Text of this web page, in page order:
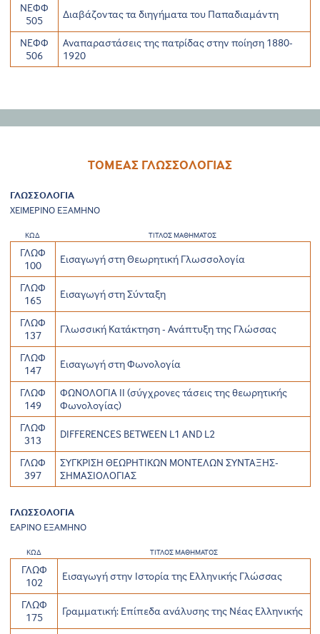
ΝΕΦΦ
505
Διαβάζοντας τα διηγήματα του Παπαδιαμάντη
ΝΕΦΦ
506
Αναπαραστάσεις της πατρίδας στην ποίηση 1880-
1920
ΤΟΜΕΑΣ ΓΛΩΣΣΟΛΟΓΙΑΣ
ΓΛΩΣΣΟΛΟΓΙΑ
ΧΕΙΜΕΡΙΝΟ ΕΞΑΜΗΝΟ
ΚΩΔ ΤΙΤΛΟΣ ΜΑΘΗΜΑΤΟΣ
ΓΛΩΦ
100
Εισαγωγή στη Θεωρητική Γλωσσολογία
ΓΛΩΦ
165
Εισαγωγή στη Σύνταξη
ΓΛΩΦ
137
Γλωσσική Κατάκτηση - Ανάπτυξη της Γλώσσας
ΓΛΩΦ
147
Εισαγωγή στη Φωνολογία
ΓΛΩΦ
149
ΦΩΝΟΛΟΓΙΑ ΙΙ (σύγχρονες τάσεις της θεωρητικής
Φωνολογίας)
ΓΛΩΦ
313
DIFFERENCES BETWEEN L1 AND L2
ΓΛΩΦ
397
ΣΥΓΚΡΙΣΗ ΘΕΩΡΗΤΙΚΩΝ ΜΟΝΤΕΛΩΝ ΣΥΝΤΑΞΗΣ-
ΣΗΜΑΣΙΟΛΟΓΙΑΣ
ΓΛΩΣΣΟΛΟΓΙΑ
ΕΑΡΙΝΟ ΕΞΑΜΗΝΟ
ΚΩΔ ΤΙΤΛΟΣ ΜΑΘΗΜΑΤΟΣ
ΓΛΩΦ
102
Εισαγωγή στην Ιστορία της Ελληνικής Γλώσσας
ΓΛΩΦ
175
Γραμματική: Επίπεδα ανάλυσης της Νέας Ελληνικής